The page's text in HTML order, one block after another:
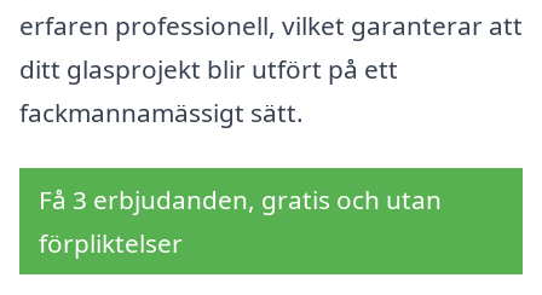
erfaren professionell, vilket garanterar att
ditt glasprojekt blir utfört på ett
fackmannamässigt sätt.
Få 3 erbjudanden, gratis och utan
förpliktelser